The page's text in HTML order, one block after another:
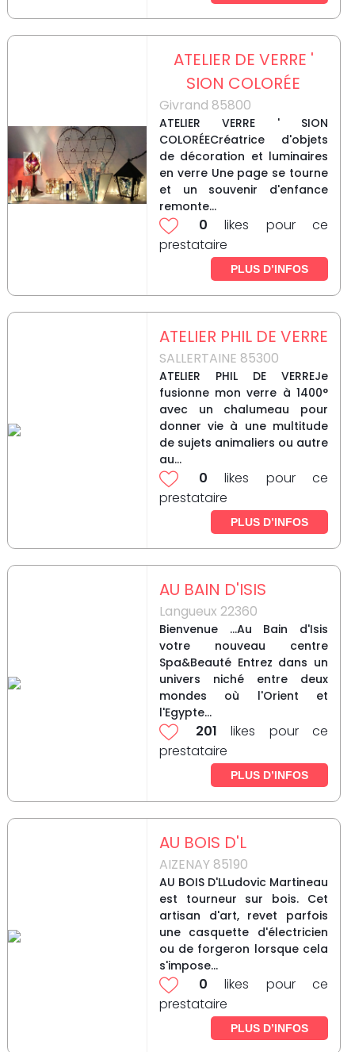
ATELIER DE VERRE '
SION COLORÉE
Givrand 85800
ATELIER VERRE ' SION
COLORÉECréatrice d'objets
de décoration et luminaires
en verre Une page se tourne
et un souvenir d'enfance
remonte...
0 likes pour ce
prestataire
PLUS D’INFOS
ATELIER PHIL DE VERRE
SALLERTAINE 85300
ATELIER PHIL DE VERREJe
fusionne mon verre à 1400°
avec un chalumeau pour
donner vie à une multitude
de sujets animaliers ou autre
au...
0 likes pour ce
prestataire
PLUS D’INFOS
AU BAIN D'ISIS
Langueux 22360
Bienvenue ...Au Bain d'Isis
votre nouveau centre
Spa&Beauté Entrez dans un
univers niché entre deux
mondes où l'Orient et
l'Egypte...
201 likes pour ce
prestataire
PLUS D’INFOS
AU BOIS D'L
AIZENAY 85190
AU BOIS D'LLudovic Martineau
est tourneur sur bois. Cet
artisan d'art, revet parfois
une casquette d'électricien
ou de forgeron lorsque cela
s'impose...
0 likes pour ce
prestataire
PLUS D’INFOS